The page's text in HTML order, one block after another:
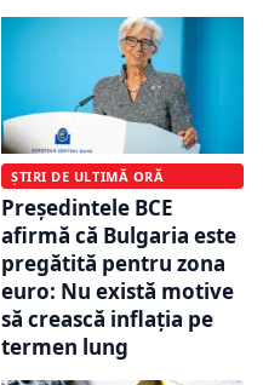
ȘTIRI DE ULTIMĂ ORĂ
Președintele BCE
afirmă că Bulgaria este
pregătită pentru zona
euro: Nu există motive
să crească inflaţia pe
termen lung